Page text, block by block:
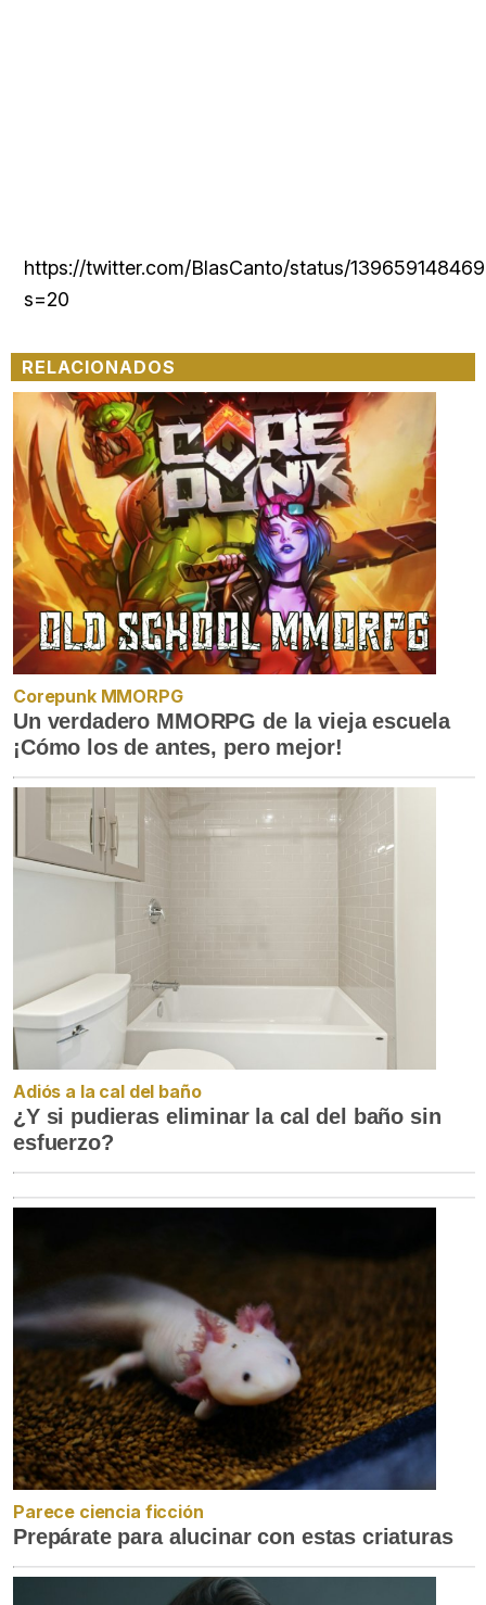
https://twitter.com/BlasCanto/status/
s=20
RELACIONADOS
Corepunk MMORPG
Un verdadero MMORPG de la vieja escuela
¡Cómo los de antes, pero mejor!
Adiós a la cal del baño
¿Y si pudieras eliminar la cal del baño sin
esfuerzo?
Parece ciencia ficción
Prepárate para alucinar con estas criaturas